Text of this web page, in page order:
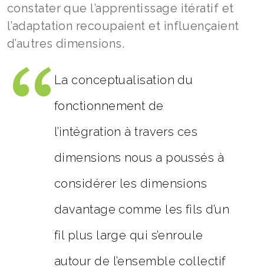
constater que l’apprentissage itératif et
l’adaptation recoupaient et influençaient
d’autres dimensions.
La conceptualisation du
fonctionnement de
l’intégration à travers ces
dimensions nous a poussés à
considérer les dimensions
davantage comme les fils d’un
fil plus large qui s’enroule
autour de l’ensemble collectif